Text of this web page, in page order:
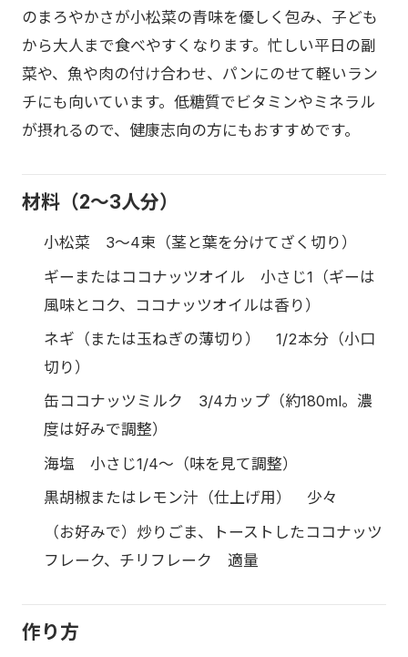
のまろやかさが小松菜の青味を優しく包み、子ども
から大人まで食べやすくなります。忙しい平日の副
菜や、魚や肉の付け合わせ、パンにのせて軽いラン
チにも向いています。低糖質でビタミンやミネラル
が摂れるので、健康志向の方にもおすすめです。
材料（2〜3人分）
小松菜 3〜4束（茎と葉を分けてざく切り）
ギーまたはココナッツオイル 小さじ1（ギーは
風味とコク、ココナッツオイルは香り）
ネギ（または玉ねぎの薄切り） 1/2本分（小口
切り）
缶ココナッツミルク 3/4カップ（約180ml。濃
度は好みで調整）
海塩 小さじ1/4〜（味を見て調整）
黒胡椒またはレモン汁（仕上げ用） 少々
（お好みで）炒りごま、トーストしたココナッツ
フレーク、チリフレーク 適量
作り方